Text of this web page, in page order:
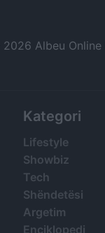
2026 Albeu
Kategori
Lifestyle
Showbiz
Tech
Shëndetësi
Argetim
Enciklopedi